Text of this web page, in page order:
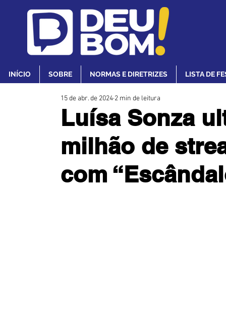
INÍCIO SOBRE NORMAS E DIRETRIZES LISTA DE
Luísa Sonza
milhão de
com
15 de abr. de 2024 2 min de leitura